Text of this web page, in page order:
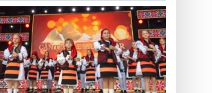
Literare”